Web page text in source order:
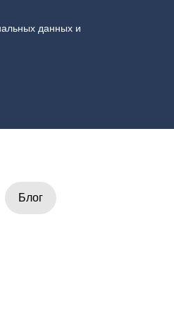
данных и
Блог